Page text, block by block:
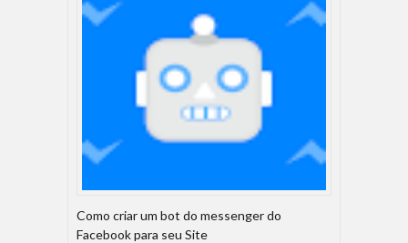
Como criar um bot do messenger do
Facebook para seu Site